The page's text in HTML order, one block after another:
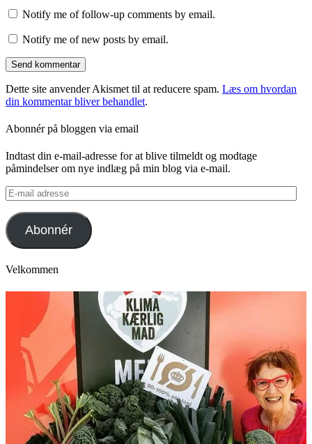
Notify me of follow-up comments by email.
Notify me of new posts by email.
Dette site anvender Akismet til at reducere spam. Læs om hvordan
din kommentar bliver behandlet.
Abonnér på bloggen via email
Indtast din e-mail-adresse for at blive tilmeldt og modtage
påmindelser om nye indlæg på min blog via e-mail.
E-
mail
adresse
Abonnér
Velkommen